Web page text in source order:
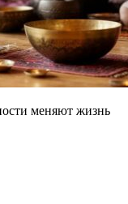
меняют жизнь